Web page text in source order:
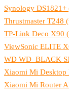
Synology DS1821+
Thrustmaster T248
TP-Link Deco X90
ViewSonic ELITE
WD WD_BLACK
Xiaomi Mi
Xiaomi Mi Router